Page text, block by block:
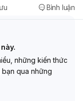
Bình luận
những kiến thức
qua những